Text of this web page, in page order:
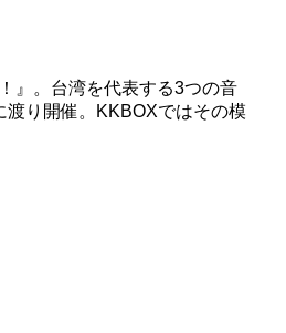
』。台湾を代表する3つの音
り開催。KKBOXではその模